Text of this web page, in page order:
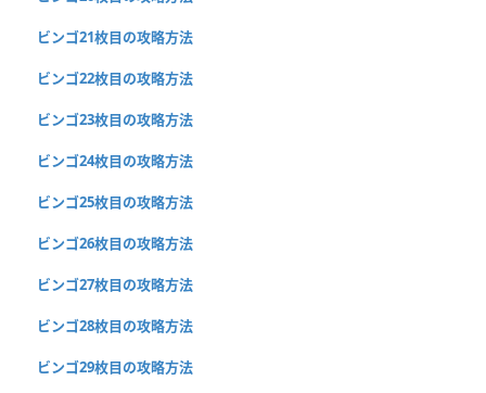
ビンゴ21枚目の攻略方法
ビンゴ22枚目の攻略方法
ビンゴ23枚目の攻略方法
ビンゴ24枚目の攻略方法
ビンゴ25枚目の攻略方法
ビンゴ26枚目の攻略方法
ビンゴ27枚目の攻略方法
ビンゴ28枚目の攻略方法
ビンゴ29枚目の攻略方法